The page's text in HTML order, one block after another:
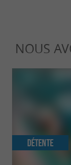
NOUS
Détente